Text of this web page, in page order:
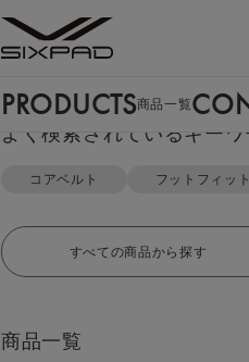
PRODUCTS商品一覧
EMS
Core Belt
よく検索されているキーワ
コアベルト フットフィット
すべての商品から探す
商品一覧
PRODUCTS商品一覧